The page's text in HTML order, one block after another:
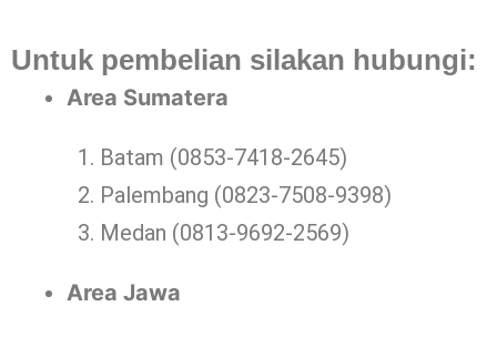
Untuk pembelian silakan hubungi:
Area Sumatera
Batam (0853-7418-2645)
Palembang (0823-7508-9398)
Medan (0813-9692-2569)
Area Jawa